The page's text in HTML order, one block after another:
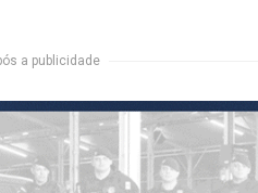
a publicidade